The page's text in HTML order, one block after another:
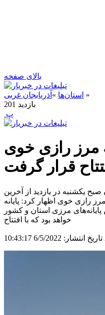
بالای صفحه
استان‌ها » آذربایجان غربی
»
201 بازدید
‍ پ
مرز رازی خوی
قرار گرفت
یکشنبه در بازدید از آخرین
رازی خوی اظهار کرد: پایانه
مرزی استان و کشور
خواهد بود که با افتتاح
تاریخ انتشار: